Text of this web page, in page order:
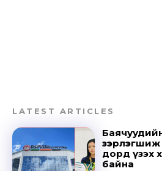
LATEST ARTICLES
зэрлэгшиж
дорд үзэх
байна